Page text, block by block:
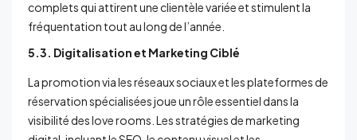
complets qui attirent une clientèle variée et stimulent la
fréquentation tout au long de l’année.
5.3. Digitalisation et Marketing Ciblé
La promotion via les réseaux sociaux et les plateformes de
réservation spécialisées joue un rôle essentiel dans la
visibilité des love rooms. Les stratégies de marketing